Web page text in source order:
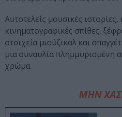
Αυτοτελείς μουσικές
κινηματογραφικές σπίθες,
στοιχεία μιούζικαλ και
μια συναυλία πλημμυρισμένη
χρώμα.
ΜΗΝ